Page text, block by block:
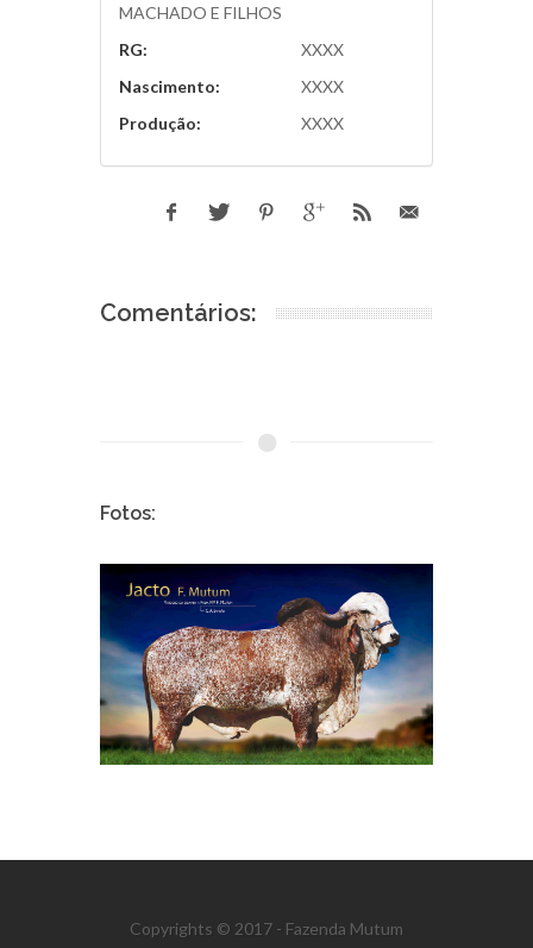
MACHADO E FILHOS
RG:
XXXX
Nascimento:
XXXX
Produção:
XXXX
Comentários:
Fotos:
Copyrights © 2017 - Fazenda Mutum